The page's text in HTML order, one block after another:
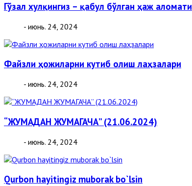
Гўзал хулқингиз – қабул бўлган ҳаж аломати
- июнь. 24, 2024
Файзли ҳожиларни кутиб олиш лаҳзалари
- июнь. 24, 2024
“ЖУМАДАН ЖУМАГАЧА” (21.06.2024)
- июнь. 24, 2024
Qurbon hayitingiz muborak bo`lsin